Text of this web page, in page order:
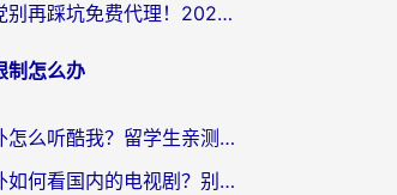
海外党别再踩坑免费代理！2026回国加速器全攻略：从选线到避坑，无缝访问国内资源
制怎么办
在国外怎么听酷我？留学生亲测：用对加速器就能畅听国内音乐听书
在国外如何看国内的电视剧？别让地域限制成为追剧路上的绊脚石